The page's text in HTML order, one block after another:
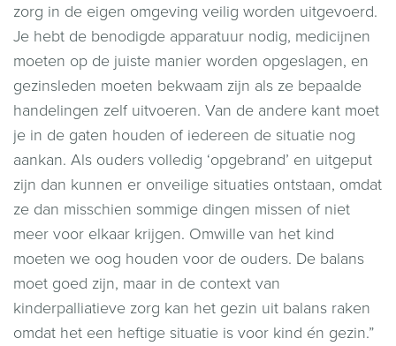
zorg in de eigen omgeving veilig worden uitgevoerd.
Je hebt de benodigde apparatuur nodig, medicijnen
moeten op de juiste manier worden opgeslagen, en
gezinsleden moeten bekwaam zijn als ze bepaalde
handelingen zelf uitvoeren. Van de andere kant moet
je in de gaten houden of iedereen de situatie nog
aankan. Als ouders volledig ‘opgebrand’ en uitgeput
zijn dan kunnen er onveilige situaties ontstaan, omdat
ze dan misschien sommige dingen missen of niet
meer voor elkaar krijgen. Omwille van het kind
moeten we oog houden voor de ouders. De balans
moet goed zijn, maar in de context van
kinderpalliatieve zorg kan het gezin uit balans raken
omdat het een heftige situatie is voor kind én gezin.”